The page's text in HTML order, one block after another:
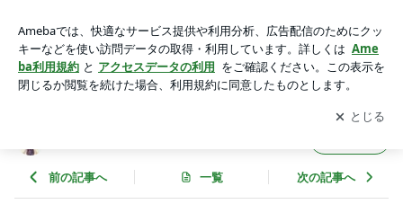
約受付スタートしました！※終了しました | 大阪府漁連 泉だ
こ店長のブログ
アプリをダウンロードして ブログの更新通知
を受け取りまし
ょう。
開く
前の記事へ 一覧 次の記事へ